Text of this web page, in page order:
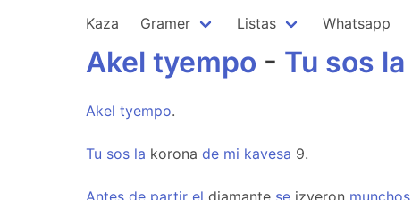
Kaza Gramer Listas Whatsapp
Akel tyempo - Tu sos la
Akel tyempo.
Tu sos la korona de mi kavesa 9.
Antes de partir el diamante se izyeron munchos